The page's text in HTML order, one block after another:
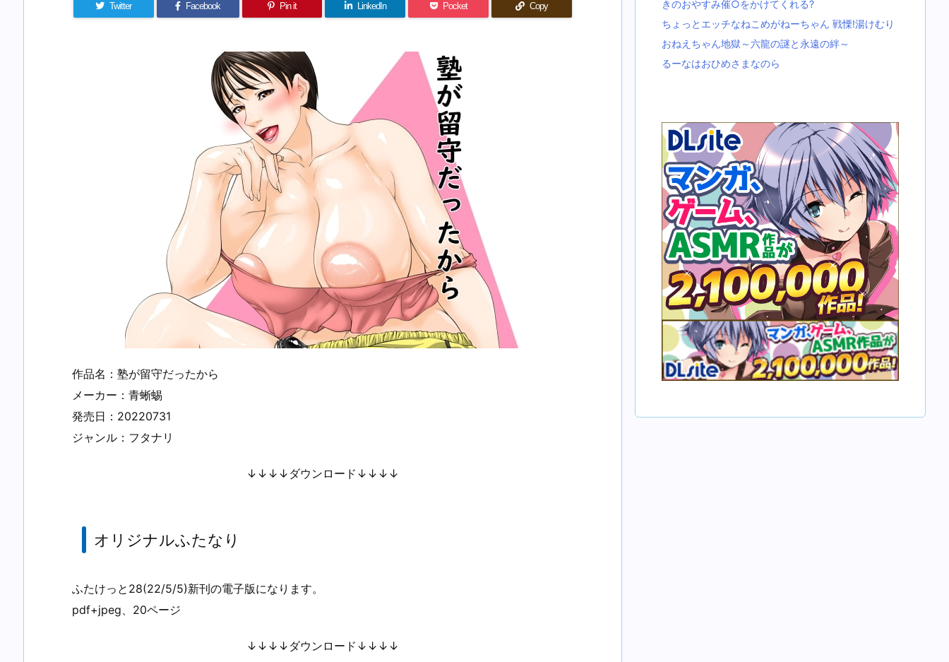
Twitter Facebook Pin it LinkedIn Pocket Copy
作品名：塾が留守だったから
メーカー：青蜥蜴
発売日：20220731
ジャンル：フタナリ
↓↓↓↓ダウンロード↓↓↓↓
オリジナルふたなり
ふたけっと28(22/5/5)新刊の電子版になります。
pdf+jpeg、20ページ
↓↓↓↓ダウンロード↓↓↓↓
きのおやすみ催○をかけてくれる?
ちょっとエッチなねこめがねーちゃん 戦慄!湯けむり
おねえちゃん地獄～六龍の謎と永遠の絆～
るーなはおひめさまなのら